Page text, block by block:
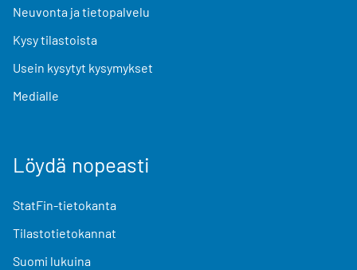
Neuvonta ja tietopalvelu
Kysy tilastoista
Usein kysytyt kysymykset
Medialle
Löydä nopeasti
StatFin-tietokanta
Tilastotietokannat
Suomi lukuina